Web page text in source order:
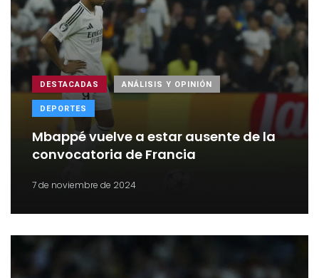
DESTACADAS ANÁLISIS Y OPINIÓN
DEPORTES
Mbappé vuelve a estar ausente de la
convocatoria de Francia
7 de noviembre de 2024